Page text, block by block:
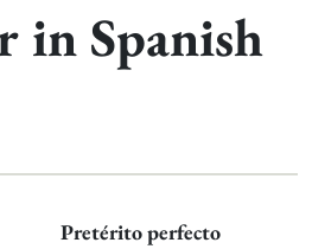
in Spanish
Pretérito perfecto